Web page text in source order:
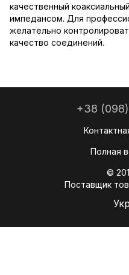
качественный
импедансом. Для
желательно
качество соединений.
+38
Полная
©
Поставщик
Укр